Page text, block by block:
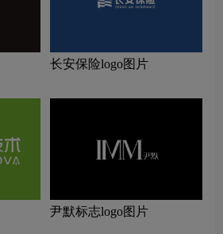
长安保险logo图片
尹默标志logo图片